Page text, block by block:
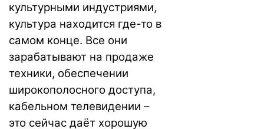
культурными индустриями,
культура находится где-то в
самом конце. Все они
зарабатывают на продаже
техники, обеспечении
широкополосного доступа,
кабельном телевидении –
это сейчас даёт хорошую